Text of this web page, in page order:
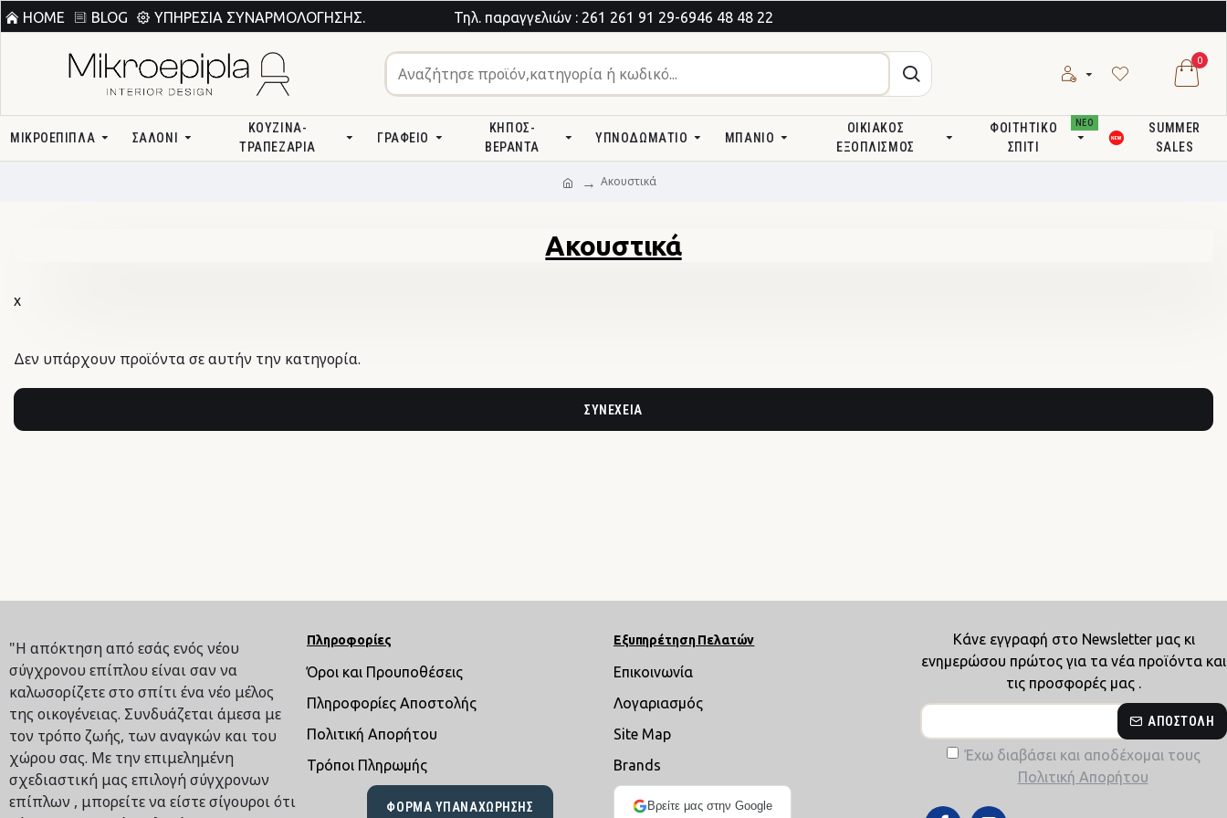
HOME BLOG ΥΠΗΡΕΣΊΑ ΣΥΝΑΡΜΟΛΌΓΗΣΗΣ. Τηλ. παραγγελιών : 261 261 91 29-6946 48 48 22
0
ΜΙΚΡΟΕΠΙΠΛΑ ΣΑΛΌΝΙ
ΚΟΥΖΊΝΑ-
ΤΡΑΠΕΖΑΡΊΑ
ΓΡΑΦΕΊΟ
ΚΉΠΟΣ-
ΒΕΡΆΝΤΑ
ΥΠΝΟΔΩΜΆΤΙΟ ΜΠΆΝΙΟ
ΟΙΚΙΑΚΌΣ
ΕΞΟΠΛΙΣΜΌΣ
ΦΟΙΤΗΤΙΚΌ
ΣΠΊΤΙ
ΝΕΟ
SUMMER
SALES
Ακουστικά
Ακουστικά
χ
Δεν υπάρχουν προϊόντα σε αυτήν την κατηγορία.
ΣΥΝΈΧΕΙΑ
"Η απόκτηση από εσάς ενός νέου
σύγχρονου επίπλου είναι σαν να
καλωσορίζετε στο σπίτι ένα νέο μέλος
της οικογένειας. Συνδυάζεται άμεσα με
τον τρόπο ζωής, των αναγκών και του
χώρου σας. Με την επιμελημένη
σχεδιαστική μας επιλογή σύγχρονων
επίπλων , μπορείτε να είστε σίγουροι ότι
Πληροφορίες
Όροι και Προυποθέσεις
Πληροφορίες Αποστολής
Πολιτική Απορήτου
Τρόποι Πληρωμής
ΦΌΡΜΑ ΥΠΑΝΑΧΏΡΗΣΗΣ
Εξυπηρέτηση Πελατών
Επικοινωνία
Λογαριασμός
Site Map
Brands
Βρείτε μας στην Google
Κάνε εγγραφή στο Newsletter μας κι
ενημερώσου πρώτος για τα νέα προϊόντα και
τις προσφορές μας .
ΑΠΟΣΤΟΛΉ
Έχω διαβάσει και αποδέχομαι τους
Πολιτική Απορήτου